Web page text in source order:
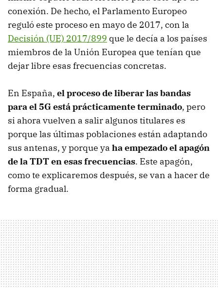
conexión. De hecho, el Parlamento Europeo
reguló este proceso en mayo de 2017, con la
Decisión (UE) 2017/899 que le decía a los países
miembros de la Unión Europea que tenían que
dejar libre esas frecuencias concretas.
En España, el proceso de liberar las bandas
para el 5G está prácticamente terminado, pero
si ahora vuelven a salir algunos titulares es
porque las últimas poblaciones están adaptando
sus antenas, y porque ya ha empezado el apagón
de la TDT en esas frecuencias. Este apagón,
como te explicaremos después, se van a hacer de
forma gradual.